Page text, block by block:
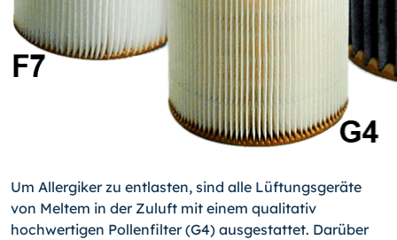
Um Allergiker zu entlasten, sind alle Lüftungsgeräte
von Meltem in der Zuluft mit ei­nem qualitativ
hochwertigen Pollenfilter (G4) ausgestattet. Darüber